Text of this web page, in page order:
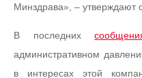
Минздрава», – утверждают
В последних
административном
в интересах этой